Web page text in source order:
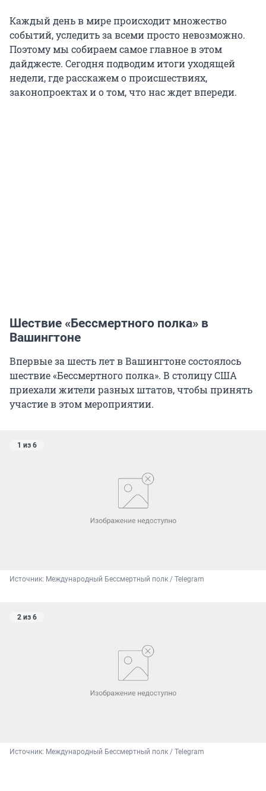
Каждый день в мире происходит множество
событий, уследить за всеми просто невозможно.
Поэтому мы собираем самое главное в этом
дайджесте. Сегодня подводим итоги уходящей
недели, где расскажем о происшествиях,
законопроектах и о том, что нас ждет впереди.
Шествие «Бессмертного полка» в
Вашингтоне
Впервые за шесть лет в Вашингтоне состоялось
шествие «Бессмертного полка». В столицу США
приехали жители разных штатов, чтобы принять
участие в этом мероприятии.
1 из 6
Источник: Международный Бессмертный полк / Telegram
2 из 6
Источник: Международный Бессмертный полк / Telegram